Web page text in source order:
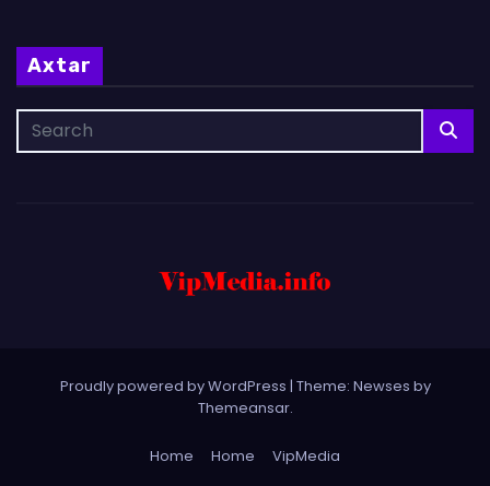
Axtar
Proudly powered by WordPress | Theme: Newses by
Themeansar.
Home Home VipMedia